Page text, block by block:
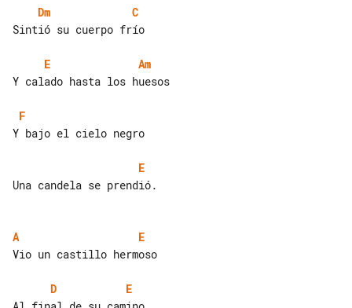
Dm
C
Sintió su cuerpo frío
E
Am
Y calado hasta los huesos
F
Y bajo el cielo negro
E
Una candela se prendió.
A
E
Vio un castillo hermoso
D
E